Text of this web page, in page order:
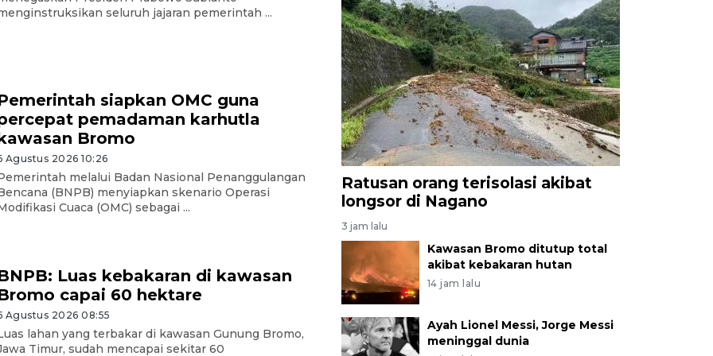
seluruh jajaran pemerintah ...
siapkan OMC guna
pemadaman karhutla
Bromo
Agustus 2026 10:26
melalui Badan Nasional Penanggulangan
(BNPB) menyiapkan skenario Operasi
Cuaca (OMC) sebagai ...
Luas kebakaran di kawasan
capai 60 hektare
Agustus 2026 08:55
lahan yang terbakar di kawasan Gunung Bromo,
Timur, sudah mencapai sekitar 60
Ratusan orang terisolasi akibat
longsor di Nagano
3 jam lalu
Kawasan Bromo ditutup total
akibat kebakaran hutan
14 jam lalu
Ayah Lionel Messi, Jorge Messi
meninggal dunia